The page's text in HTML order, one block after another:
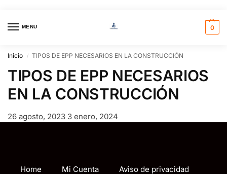
MENU 0
Inicio / TIPOS DE EPP NECESARIOS EN LA CONSTRUCCIÓN
TIPOS DE EPP NECESARIOS
EN LA CONSTRUCCIÓN
26 agosto, 2023 3 enero, 2024
Home Mi Cuenta Aviso de privacidad